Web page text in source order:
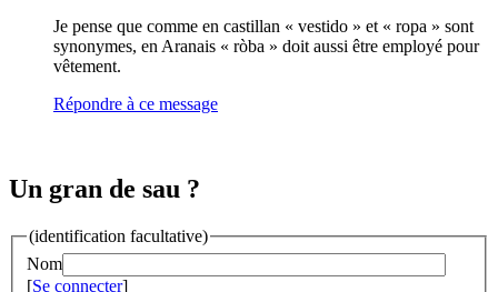
Je pense que comme en castillan « vestido » et « ropa » sont
synonymes, en Aranais « ròba » doit aussi être employé pour
vêtement.
Répondre à ce message
Un gran de sau ?
(identification facultative)
Nom
[Se connecter]